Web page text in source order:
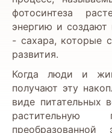
фотосинтеза
энергию и создают
- сахара, которые
развития.
Когда люди и
получают эту
виде питательных